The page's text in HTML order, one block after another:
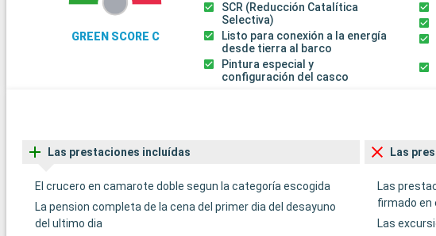
GREEN SCORE C
SCR (Reducción Catalítica
Selectiva)
Listo para conexión a la energía
desde tierra al barco
Pintura especial y
configuración del casco
Las prestaciones incluídas
El crucero en camarote doble segun la categoría escogida
La pension completa de la cena del primer dia del desayuno
del ultimo dia
Las
Las
firmado
Las